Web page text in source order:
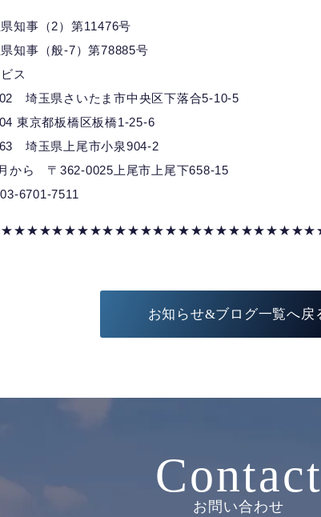
知事（2）第11476号
知事（般-7）第78885号
ビス
埼玉県さいたま市中央区下落合5-10-5
東京都板橋区板橋1-25-6
埼玉県上尾市小泉904-2
362-0025上尾市上尾下658-15
6701-7511
お知らせ&ブログ一覧へ戻
Contact
お問い合わせ